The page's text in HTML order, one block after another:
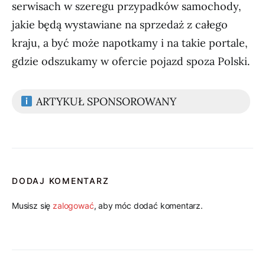
serwisach w szeregu przypadków samochody,
jakie będą wystawiane na sprzedaż z całego
kraju, a być może napotkamy i na takie portale,
gdzie odszukamy w ofercie pojazd spoza Polski.
ARTYKUŁ SPONSOROWANY
DODAJ KOMENTARZ
Musisz się zalogować, aby móc dodać komentarz.